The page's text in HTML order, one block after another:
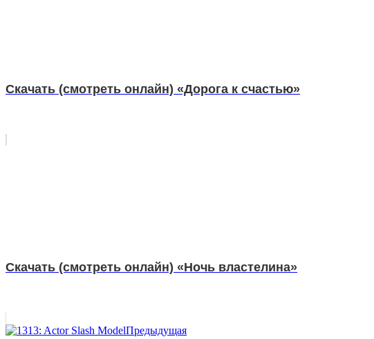
Скачать (смотреть онлайн) «Дорога к счастью»
Скачать (смотреть онлайн) «Ночь властелина»
Предыдущая